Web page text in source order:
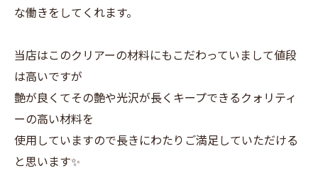
な働きをしてくれます。
当店はこのクリアーの材料にもこだわっていまして値段
は高いですが
艶が良くてその艶や光沢が長くキープできるクォリティ
ーの高い材料を
使用していますので長きにわたりご満足していただける
と思います✨